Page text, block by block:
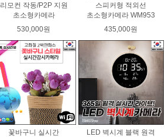
리모컨 작동/P2P 지원
초소형카메라
530,000원
스피커형 적외선
초소형카메라 WM953
435,000원
꽃바구니 실시간
LED 벽시계 블랙 원격